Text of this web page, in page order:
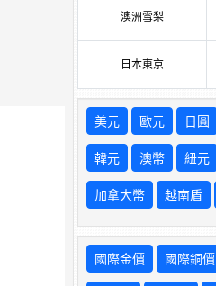
澳洲雪梨
日本東京
美元 歐元 日圓
韓元 澳幣 紐元
加拿大幣 越南盾
國際金價 國際銅價